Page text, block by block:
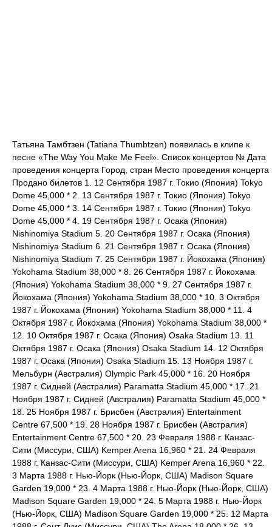
Татьяна Тамбтзен (Tatiana Thumbtzen) появилась в клипе к
песне «The Way You Make Me Feel». Список концертов № Дата
проведения концерта Город, стран Место проведения концерта
Продано билетов 1. 12 Сентября 1987 г. Токио (Япония) Tokyo
Dome 45,000 * 2. 13 Сентября 1987 г. Токио (Япония) Tokyo
Dome 45,000 * 3. 14 Сентября 1987 г. Токио (Япония) Tokyo
Dome 45,000 * 4. 19 Сентября 1987 г. Осака (Япония)
Nishinomiya Stadium 5. 20 Сентября 1987 г. Осака (Япония)
Nishinomiya Stadium 6. 21 Сентября 1987 г. Осака (Япония)
Nishinomiya Stadium 7. 25 Сентября 1987 г. Йокохама (Япония)
Yokohama Stadium 38,000 * 8. 26 Сентября 1987 г. Йокохама
(Япония) Yokohama Stadium 38,000 * 9. 27 Сентября 1987 г.
Йокохама (Япония) Yokohama Stadium 38,000 * 10. 3 Октября
1987 г. Йокохама (Япония) Yokohama Stadium 38,000 * 11. 4
Октября 1987 г. Йокохама (Япония) Yokohama Stadium 38,000 *
12. 10 Октября 1987 г. Осака (Япония) Osaka Stadium 13. 11
Октября 1987 г. Осака (Япония) Osaka Stadium 14. 12 Октября
1987 г. Осака (Япония) Osaka Stadium 15. 13 Ноября 1987 г.
Мельбурн (Австралия) Olympic Park 45,000 * 16. 20 Ноября
1987 г. Сидней (Австралия) Paramatta Stadium 45,000 * 17. 21
Ноября 1987 г. Сидней (Австралия) Paramatta Stadium 45,000 *
18. 25 Ноября 1987 г. Брисбен (Австралия) Entertainment
Centre 67,500 * 19. 28 Ноября 1987 г. Брисбен (Австралия)
Entertainment Centre 67,500 * 20. 23 Февраля 1988 г. Канзас-
Сити (Миссури, США) Kemper Arena 16,960 * 21. 24 Февраля
1988 г. Канзас-Сити (Миссури, США) Kemper Arena 16,960 * 22.
3 Марта 1988 г. Нью-Йорк (Нью-Йорк, США) Madison Square
Garden 19,000 * 23. 4 Марта 1988 г. Нью-Йорк (Нью-Йорк, США)
Madison Square Garden 19,000 * 24. 5 Марта 1988 г. Нью-Йорк
(Нью-Йорк, США) Madison Square Garden 19,000 * 25. 12 Марта